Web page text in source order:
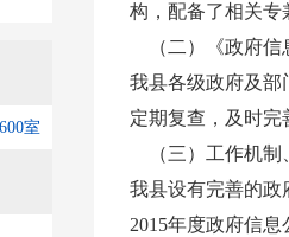
室
构，配备了相关专
（二）《政府信
我县各级政府及部
定期复查，及时完
（三）工作机制
我县设有完善的政
2015年度政府信